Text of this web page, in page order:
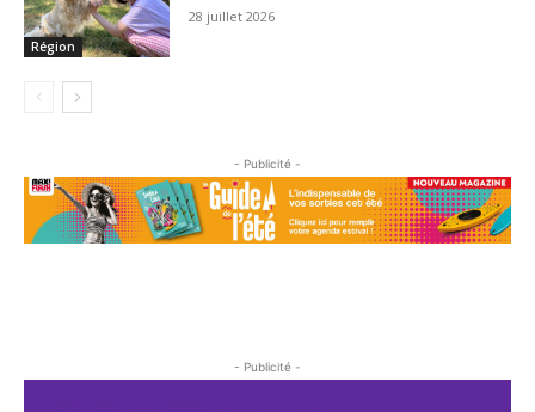
Région
28 juillet 2026
- Publicité -
- Publicité -